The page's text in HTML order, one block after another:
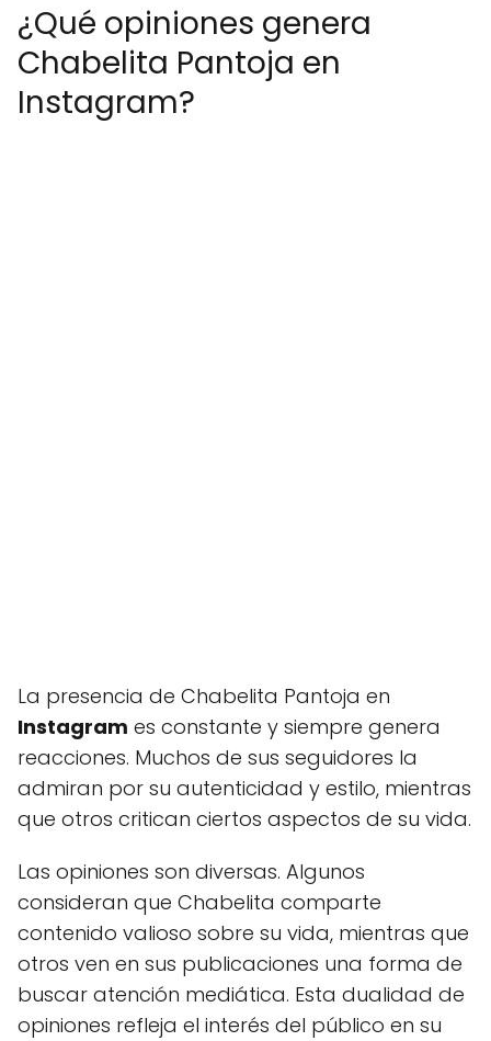
¿Qué opiniones genera
Chabelita Pantoja en
Instagram?
La presencia de Chabelita Pantoja en
Instagram es constante y siempre genera
reacciones. Muchos de sus seguidores la
admiran por su autenticidad y estilo, mientras
que otros critican ciertos aspectos de su vida.
Las opiniones son diversas. Algunos
consideran que Chabelita comparte
contenido valioso sobre su vida, mientras que
otros ven en sus publicaciones una forma de
buscar atención mediática. Esta dualidad de
opiniones refleja el interés del público en su